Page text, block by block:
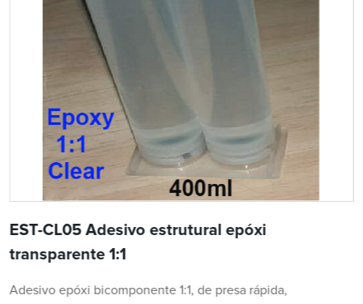
EST-CL05 Adesivo estrutural epóxi
transparente 1:1
Adesivo epóxi bicomponente 1:1, de presa rápida,